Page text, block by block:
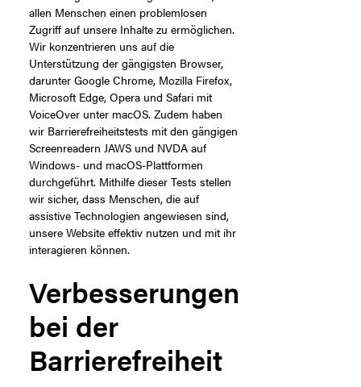
allen Menschen einen problemlosen
Zugriff auf unsere Inhalte zu ermöglichen.
Wir konzentrieren uns auf die
Unterstützung der gängigsten Browser,
darunter Google Chrome, Mozilla Firefox,
Microsoft Edge, Opera und Safari mit
VoiceOver unter macOS. Zudem haben
wir Barrierefreiheitstests mit den gängigen
Screenreadern JAWS und NVDA auf
Windows- und macOS-Plattformen
durchgeführt. Mithilfe dieser Tests stellen
wir sicher, dass Menschen, die auf
assistive Technologien angewiesen sind,
unsere Website effektiv nutzen und mit ihr
interagieren können.
Verbesserungen
bei der
Barrierefreiheit